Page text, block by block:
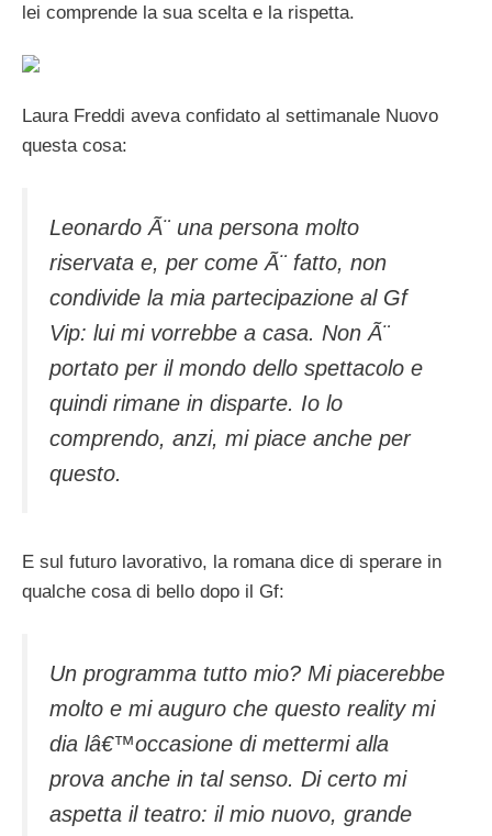
lei comprende la sua scelta e la rispetta.
Laura Freddi aveva confidato al settimanale Nuovo
questa cosa:
Leonardo Ã¨ una persona molto
riservata e, per come Ã¨ fatto, non
condivide la mia partecipazione al Gf
Vip: lui mi vorrebbe a casa. Non Ã¨
portato per il mondo dello spettacolo e
quindi rimane in disparte. Io lo
comprendo, anzi, mi piace anche per
questo.
E sul futuro lavorativo, la romana dice di sperare in
qualche cosa di bello dopo il Gf:
Un programma tutto mio? Mi piacerebbe
molto e mi auguro che questo reality mi
dia lâ€™occasione di mettermi alla
prova anche in tal senso. Di certo mi
aspetta il teatro: il mio nuovo, grande